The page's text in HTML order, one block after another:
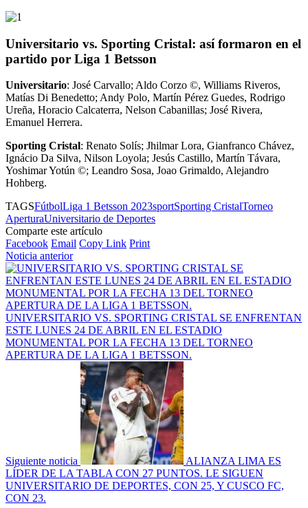
Universitario vs. Sporting Cristal: así formaron en el
partido por Liga 1 Betsson
Universitario: José Carvallo; Aldo Corzo ©, Williams Riveros,
Matías Di Benedetto; Andy Polo, Martín Pérez Guedes, Rodrigo
Ureña, Horacio Calcaterra, Nelson Cabanillas; José Rivera,
Emanuel Herrera.
Sporting Cristal: Renato Solís; Jhilmar Lora, Gianfranco Chávez,
Ignácio Da Silva, Nilson Loyola; Jesús Castillo, Martín Távara,
Yoshimar Yotún ©; Leandro Sosa, Joao Grimaldo, Alejandro
Hohberg.
TAGSFútbolLiga 1 Betsson 2023sportSporting CristalTorneo
AperturaUniversitario de Deportes
Comparte este artículo
Facebook Email Copy Link Print
Noticia anterior
UNIVERSITARIO VS. SPORTING CRISTAL SE ENFRENTAN
ESTE LUNES 24 DE ABRIL EN EL ESTADIO
MONUMENTAL POR LA FECHA 13 DEL TORNEO
APERTURA DE LA LIGA 1 BETSSON.
Siguiente noticia
ALIANZA LIMA ES
LÍDER DE LA TABLA CON 27 PUNTOS. LE SIGUEN
UNIVERSITARIO DE DEPORTES, CON 25, Y CUSCO FC,
CON 23.